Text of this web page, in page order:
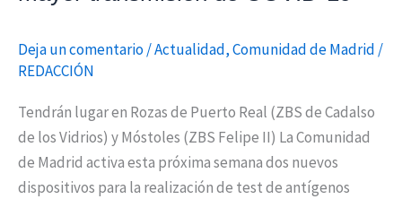
Deja un comentario/Actualidad,Comunidad de Madrid /
REDACCIÓN
Tendrán lugar en Rozas de Puerto Real (ZBS de Cadalso
de los Vidrios) y Móstoles (ZBS Felipe II) La Comunidad
de Madrid activa esta próxima semana dos nuevos
dispositivos para la realización de test de antígenos
transmisión
COVID-